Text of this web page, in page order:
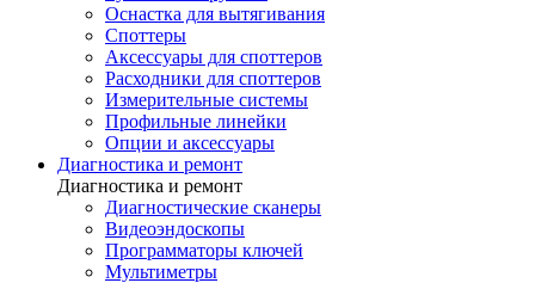
Оснастка для вытягивания
Споттеры
Аксессуары для споттеров
Расходники для споттеров
Измерительные системы
Профильные линейки
Опции и аксессуары
Диагностика и ремонт
Диагностика и ремонт
Диагностические сканеры
Видеоэндоскопы
Программаторы ключей
Мультиметры